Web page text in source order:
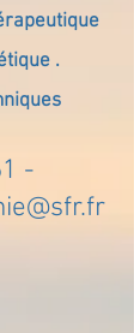
.
-